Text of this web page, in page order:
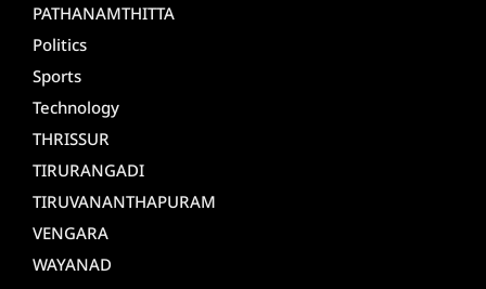
PATHANAMTHITTA
Politics
Sports
Technology
THRISSUR
TIRURANGADI
TIRUVANANTHAPURAM
VENGARA
WAYANAD